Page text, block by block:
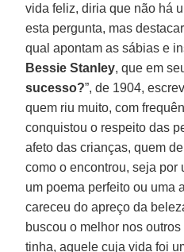
vida feliz, diria que não há
esta pergunta, mas
qual apontam as sábias e
Bessie Stanley, que em
sucesso?”, de 1904,
quem riu muito, com
conquistou o respeito das
afeto das crianças, quem
como o encontrou, seja por
um poema perfeito ou uma
careceu do apreço da
buscou o melhor nos
tinha, aquele cuja vida foi